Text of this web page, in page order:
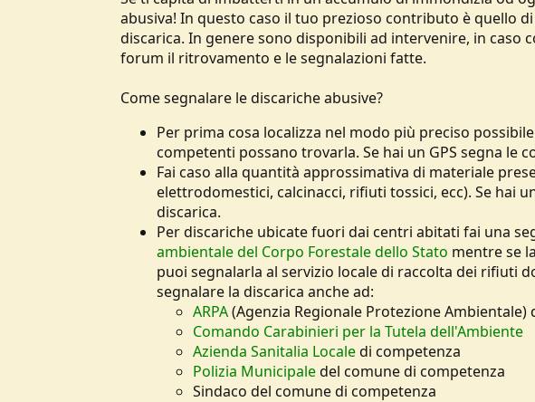
abusiva! In questo caso il tuo prezioso contributo è quello
discarica. In genere sono disponibili ad intervenire, in caso
forum il ritrovamento e le segnalazioni fatte.
Come segnalare le discariche abusive?
Per prima cosa localizza nel modo più preciso
competenti possano trovarla. Se hai un GPS segna le
Fai caso alla quantità approssimativa di materiale
elettrodomestici, calcinacci, rifiuti tossici, ecc). Se hai
discarica.
Per discariche ubicate fuori dai centri abitati fai una
ambientale del Corpo Forestale dello Stato mentre se
puoi segnalarla al servizio locale di raccolta dei rifiuti
segnalare la discarica anche ad:
ARPA(Agenzia Regionale Protezione Ambientale)
Comando Carabinieri per la Tutela dell'Ambiente
Azienda Sanitalia Localedi competenza
Polizia Municipaledel comune di competenza
Sindaco del comune di competenza